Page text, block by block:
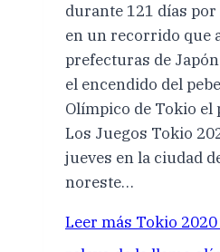
durante 121 días
en un recorrido que
prefecturas de
el encendido del
Olímpico de Tokio
Los Juegos Tokio
jueves en la ciudad
noreste…
Leer más Tokio